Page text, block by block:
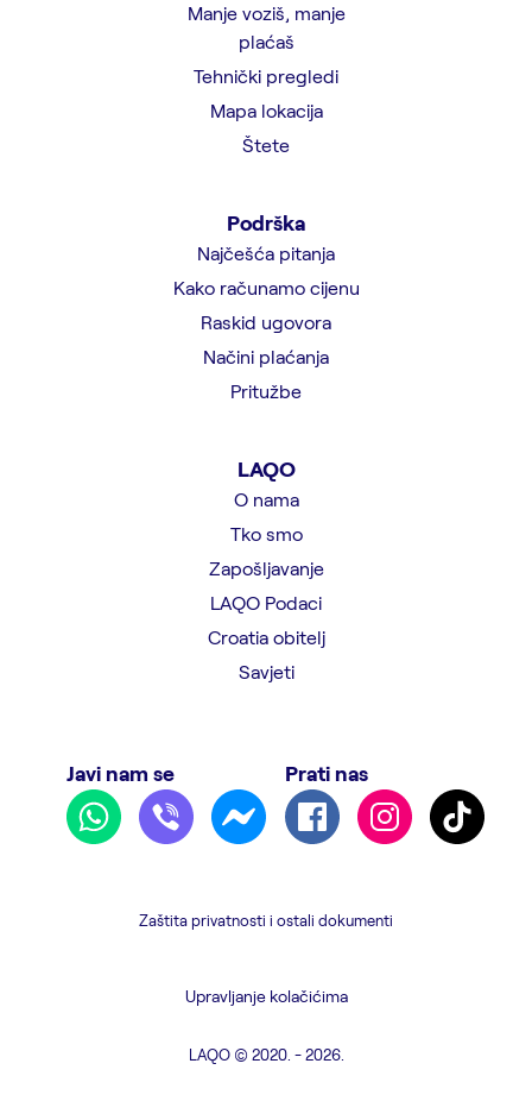
Manje voziš, manje
plaćaš
Tehnički pregledi
Mapa lokacija
Štete
Podrška
Najčešća pitanja
Kako računamo cijenu
Raskid ugovora
Načini plaćanja
Pritužbe
LAQO
O nama
Tko smo
Zapošljavanje
LAQO Podaci
Croatia obitelj
Savjeti
Javi nam se Prati nas
Zaštita privatnosti i ostali dokumenti
Upravljanje kolačićima
LAQO © 2020. - 2026.